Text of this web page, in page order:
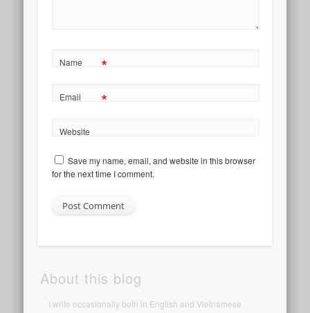
Name *
Email *
Website
Save my name, email, and website in this browser
for the next time I comment.
About this blog
I write occasionally both in English and Vietnamese